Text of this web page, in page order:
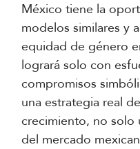
México tiene la
modelos similares y
equidad de género
logrará solo con
compromisos
una estrategia real
crecimiento, no solo
del mercado